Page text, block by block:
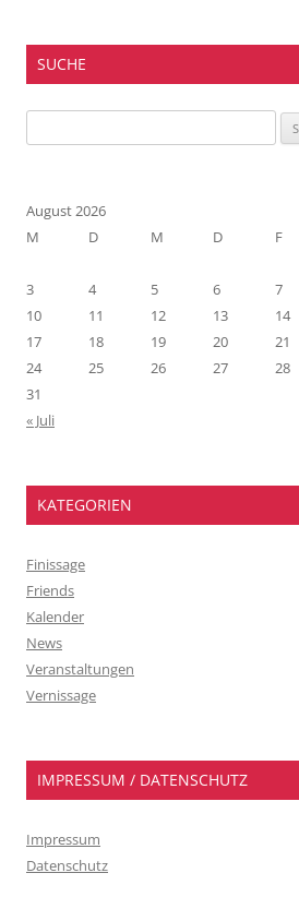
SUCHE
nach:
August 2026
M
D M D F
3
4 5 6 7
10
11 12 13 14
17
18 19 20 21
24
25 26 27 28
31
« Juli
KATEGORIEN
Finissage
Friends
Kalender
News
Veranstaltungen
Vernissage
IMPRESSUM / DATENSCHUTZ
Impressum
Datenschutz